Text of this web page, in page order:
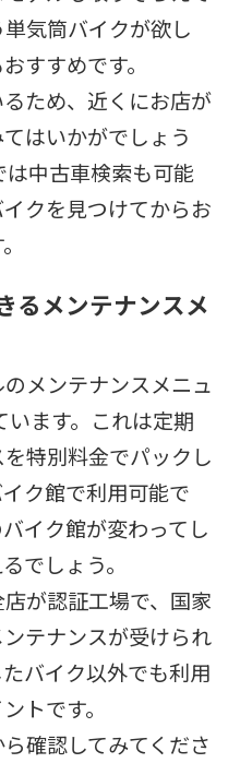
気筒バイクが欲し
すすめです。
ため、近くにお店が
はいかがでしょう
中古車検索も可能
クを見つけてからお
るメンテナンスメ
メンテナンスメニュ
ます。これは定期
特別料金でパックし
ク館で利用可能で
イク館が変わってし
でしょう。
が認証工場で、国家
テナンスが受けられ
バイク以外でも利用
トです。
確認してみてくださ